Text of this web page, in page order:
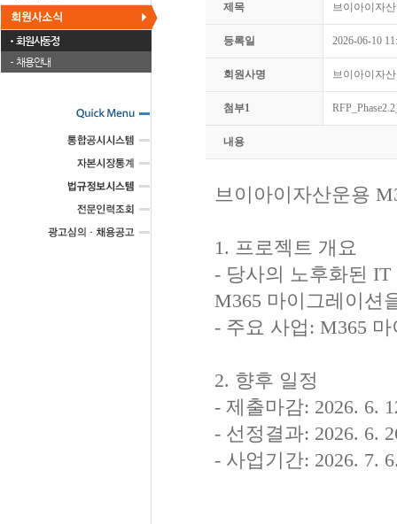
회원사동정
채용안내
제목 브이아이자
등록일 2026-06-10
회원사명 브이아이자
첨부1
내용
브이아이자산운용
1. 프로젝트 개요
- 당사의 노후화된
M365 마이그레이션
- 주요 사업: M365
2. 향후 일정
- 제출마감: 2026. 6.
- 선정결과: 2026. 6.
- 사업기간: 2026. 7.